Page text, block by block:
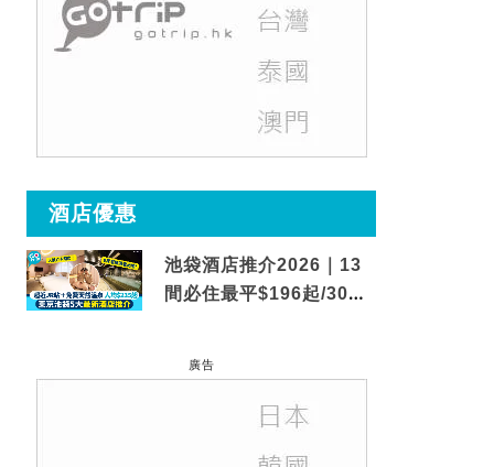
酒店優惠
池袋酒店推介2026｜13
間必住最平$196起/30秒
廣告